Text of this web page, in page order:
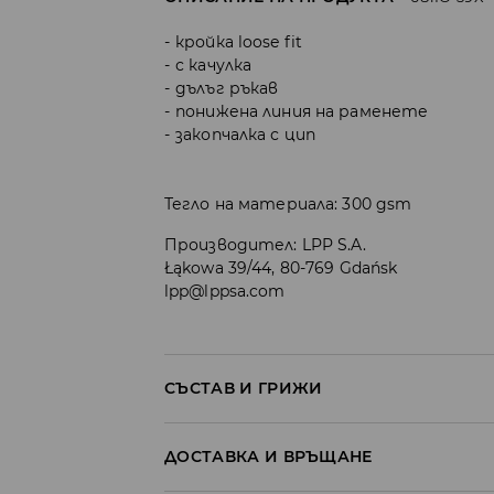
кройка loose fit
с качулка
дълъг ръкав
понижена линия на раменете
закопчалка с цип
Тегло на материала: 300 gsm
Производител: LPP S.A.
Łąkowa 39/44, 80-769 Gdańsk
lpp@lppsa.com
СЪСТАВ И ГРИЖИ
ПЪРВА МАТЕРИЯ: 60% ПАМУК, 40%
ДОСТАВКА И ВРЪЩАНЕ